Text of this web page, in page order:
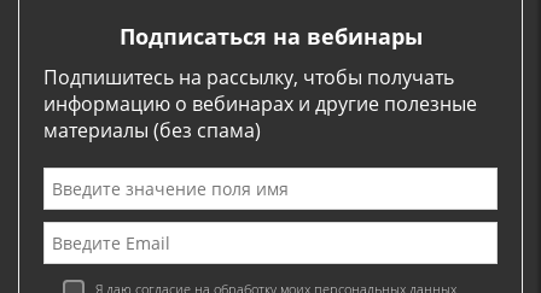
Подписаться на вебинары
Подпишитесь на рассылку, чтобы получать
информацию о вебинарах и другие полезные
материалы (без спама)
Я даю согласие на обработку моих персональных данных